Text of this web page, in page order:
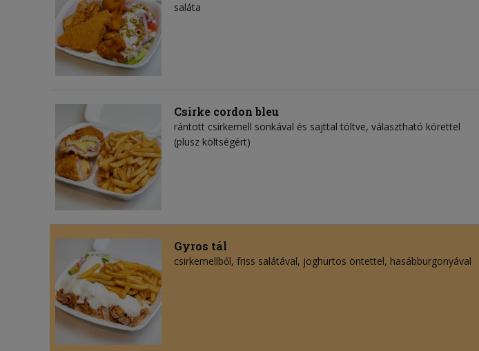
saláta
Csirke cordon bleu
rántott csirkemell sonkával és sajttal töltve, választható körettel
(plusz költségért)
Gyros tál
csirkemellből, friss salátával, joghurtos öntettel, hasábburgonyával